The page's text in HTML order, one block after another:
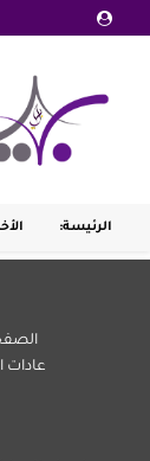
الرئيسة:
عادات